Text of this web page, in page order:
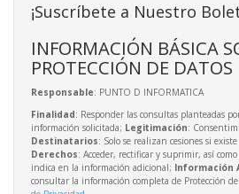
¡Suscríbete a Nuestro
INFORMACIÓN BÁSICA
PROTECCIÓN DE DATOS
Responsable: PUNTO D INFORMATICA
Finalidad: Responder las consultas planteadas
información solicitada; Legitimación:
Destinatarios: Solo se realizan cesiones si
Derechos: Acceder, rectificar y suprimir, así como
indica en la información adicional; Información
consultar la información completa de Protección